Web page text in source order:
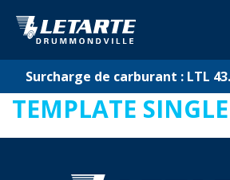
Surcharge de carburant : LTL
TEMPLATE SINGLE